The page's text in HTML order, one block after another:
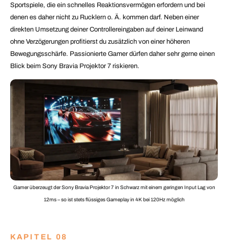
Sportspiele, die ein schnelles Reaktionsvermögen erfordern und bei
denen es daher nicht zu Rucklern o. Ä. kommen darf. Neben einer
direkten Umsetzung deiner Controllereingaben auf deiner Leinwand
ohne Verzögerungen profitierst du zusätzlich von einer höheren
Bewegungsschärfe. Passionierte Gamer dürfen daher sehr gerne einen
Blick beim Sony Bravia Projektor 7 riskieren.
Gamer überzeugt der Sony Bravia Projektor 7 in Schwarz mit einem geringen Input Lag von
12ms – so ist stets flüssiges Gameplay in 4K bei 120Hz möglich
KAPITEL 08